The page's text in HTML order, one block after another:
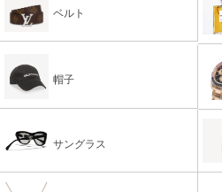
ベルト
帽子
サングラス